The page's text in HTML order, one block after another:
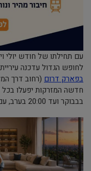
לחופש הגדול עדכנה
בפארק דרום (רחוב דרך
בבבוקר ועד 20:00 בערב, עם הפסקה קצרה של 10 דקות ב-13:50.